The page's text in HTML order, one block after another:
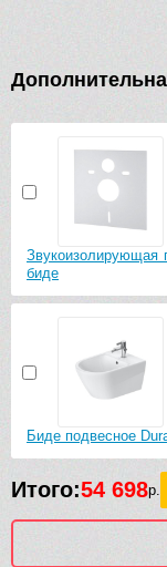
Звукоизолирующая
биде
Биде подвесное
Итого:54 698р.